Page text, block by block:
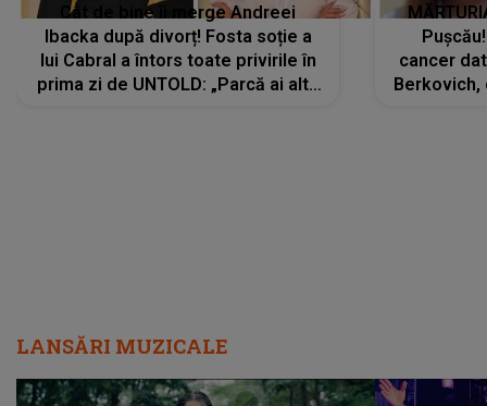
Cât de bine îi merge Andreei
Ibacka după divorț! Fosta soție a
lui Cabral a întors toate privirile în
prima zi de UNTOLD: „Parcă ai altă
cancer
Berkovich,
LANSĂRI MUZICALE